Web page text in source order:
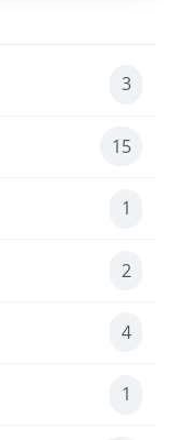
3
15
1
2
4
1